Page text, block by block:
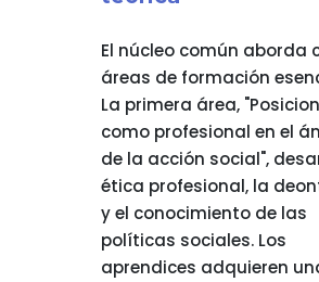
El núcleo común aborda
áreas de formación
La primera área,
como profesional en el
de la acción social",
ética profesional, la
y el conocimiento de las
políticas sociales. Los
aprendices adquieren